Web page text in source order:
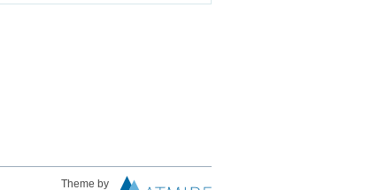
Theme by